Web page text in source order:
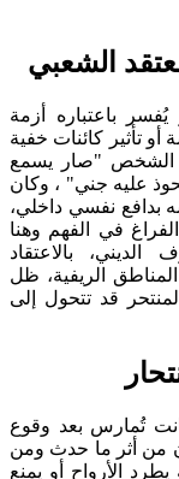
الشعبي
يُفسر باعتباره أزمة
تأثير كائنات خفية
الشخص "صار يسمع
عليه جني" ، وكان
بدافع نفسي داخلي،
في الفهم وهنا
بالاعتقاد
الريفية، ظل
قد تتحول إلى
تُمارس بعد وقوع
من أثر ما حدث ومن
الأرواح أو يمنع